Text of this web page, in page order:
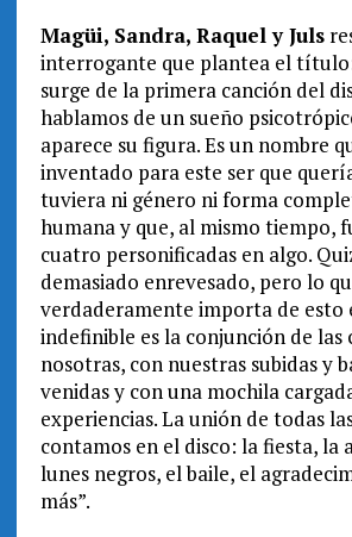
Magüi, Sandra, Raquel y Juls
interrogante que plantea el
surge de la primera canción del
hablamos de un sueño
aparece su figura. Es un nombre
inventado para este ser que
tuviera ni género ni forma
humana y que, al mismo tiempo,
cuatro personificadas en algo.
demasiado enrevesado, pero lo
verdaderamente importa de esto
indefinible es la conjunción de las
nosotras, con nuestras subidas y
venidas y con una mochila
experiencias. La unión de todas
contamos en el disco: la fiesta, la
lunes negros, el baile, el
más”.